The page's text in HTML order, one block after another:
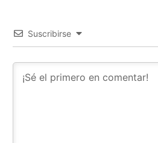
Suscribirse